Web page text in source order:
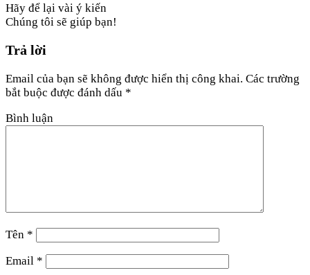
Hãy để lại vài ý kiến
Chúng tôi sẽ giúp bạn!
Trả lời
Email của bạn sẽ không được hiển thị công khai. Các trường
bắt buộc được đánh dấu *
Bình luận
Tên *
Email *